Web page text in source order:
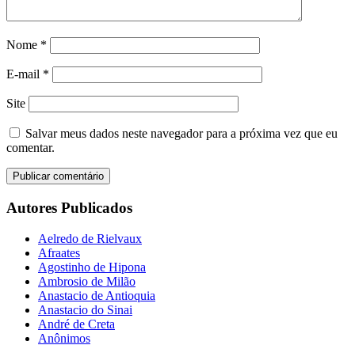
Nome *
E-mail *
Site
Salvar meus dados neste navegador para a próxima vez que eu
comentar.
Autores Publicados
Aelredo de Rielvaux
Afraates
Agostinho de Hipona
Ambrosio de Milão
Anastacio de Antioquia
Anastacio do Sinai
André de Creta
Anônimos